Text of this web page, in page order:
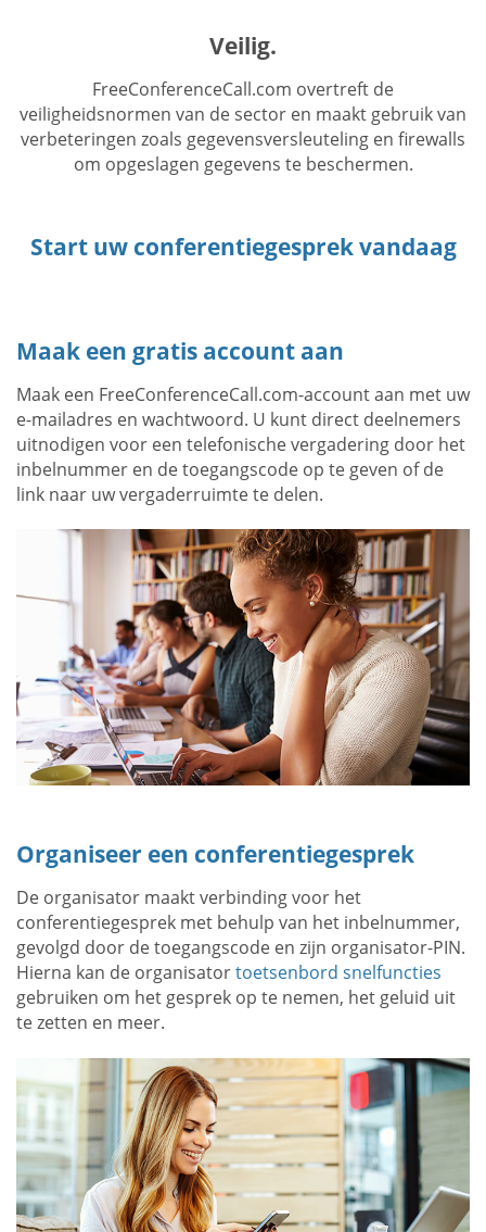
Veilig.
FreeConferenceCall.com overtreft de
veiligheidsnormen van de sector en maakt gebruik van
verbeteringen zoals gegevensversleuteling en firewalls
om opgeslagen gegevens te beschermen.
Start uw conferentiegesprek vandaag
Maak een gratis account aan
Maak een FreeConferenceCall.com-account aan met uw
e-mailadres en wachtwoord. U kunt direct deelnemers
uitnodigen voor een telefonische vergadering door het
inbelnummer en de toegangscode op te geven of de
link naar uw vergaderruimte te delen.
Organiseer een conferentiegesprek
De organisator maakt verbinding voor het
conferentiegesprek met behulp van het inbelnummer,
gevolgd door de toegangscode en zijn organisator-PIN.
Hierna kan de organisatortoetsenbord snelfuncties
gebruiken om het gesprek op te nemen, het geluid uit
te zetten en meer.